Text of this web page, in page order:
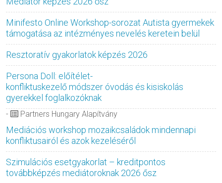
Minifesto Online Workshop-sorozat Autista gyermekek
támogatása az intézményes nevelés keretein belül
Resztoratív gyakorlatok képzés 2026
Persona Doll: előítélet-
konfliktuskezelő módszer óvodás és kisiskolás
gyerekkel foglalkozóknak
- Partners Hungary Alapítvány
Mediációs workshop mozaikcsaládok mindennapi
konfliktusairól és azok kezeléséről
Szimulációs esetgyakorlat – kreditpontos
továbbképzés mediátoroknak 2026 ősz